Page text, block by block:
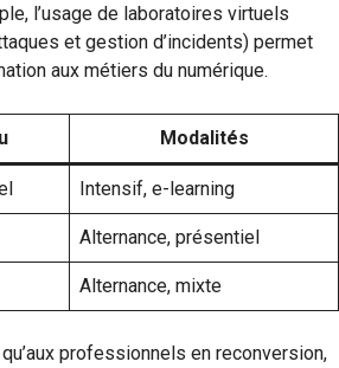
l’usage de laboratoires virtuels
et gestion d’incidents) permet
aux métiers du numérique.
Modalités
Intensif, e-learning
Alternance, présentiel
Alternance, mixte
professionnels en reconversion,